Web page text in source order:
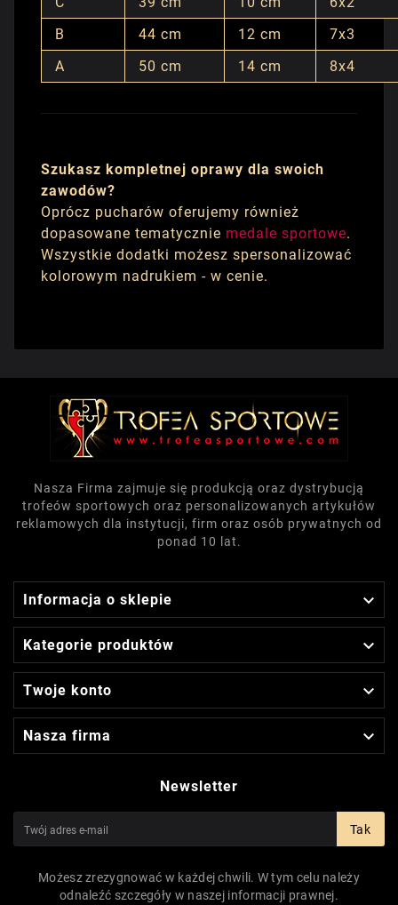
B
44 cm 12 cm
7x3
A
50 cm 14 cm 8x4
Szukasz kompletnej oprawy dla swoich
zawodów?
Oprócz pucharów oferujemy również
dopasowane tematycznie medale sportowe.
Wszystkie dodatki możesz spersonalizować
kolorowym nadrukiem - w cenie.
Nasza Firma zajmuje się produkcją oraz dystrybucją
trofeów sportowych oraz personalizowanych artykułów
reklamowych dla instytucji, firm oraz osób prywatnych od
ponad 10 lat.
Informacja o sklepie 
Kategorie produktów 
Twoje konto 
Nasza firma 
Newsletter
Tak
Możesz zrezygnować w każdej chwili. W tym celu należy
odnaleźć szczegóły w naszej informacji prawnej.